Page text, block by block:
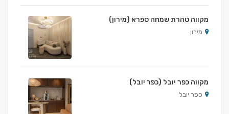
מקווה טהרת שמחה ספרא (מירון)
מירון
מקווה כפר יובל (כפר יובל)
כפר יובל